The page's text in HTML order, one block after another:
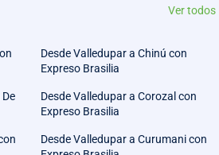
Ver todos
Desde Valledupar a Chinú con
Expreso Brasilia
Desde Valledupar a Corozal con
Expreso Brasilia
Desde Valledupar a Curumani con